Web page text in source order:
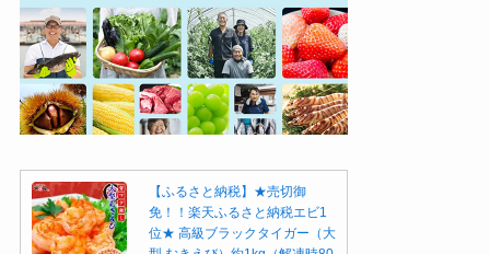
【ふるさと納税】★売切御
免！！楽天ふるさと納税エビ1
位★ 高級ブラックタイガー（大